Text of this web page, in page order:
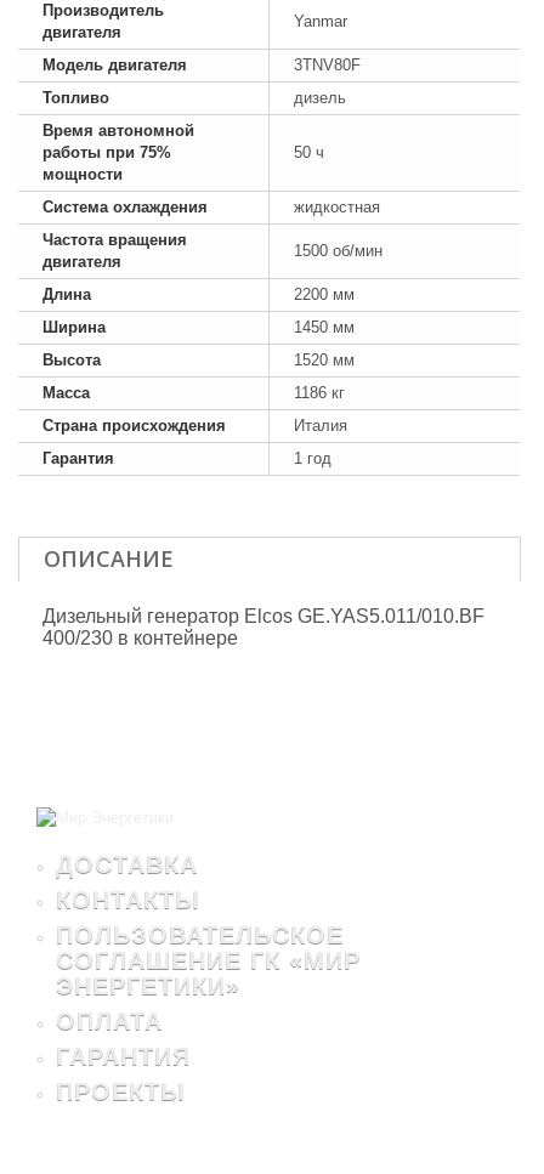
Производитель
двигателя
Yanmar
Модель двигателя
3TNV80F
Топливо
дизель
Время автономной
работы при 75%
мощности
50 ч
Система охлаждения
жидкостная
Частота вращения
двигателя
1500 об/мин
Длина
2200 мм
Ширина
1450 мм
Высота
1520 мм
Масса
1186 кг
Страна происхождения
Италия
Гарантия
1 год
ОПИСАНИЕ
Дизельный генератор Elcos GE.YAS5.011/010.BF
400/230 в контейнере
ДОСТАВКА
КОНТАКТЫ
ПОЛЬЗОВАТЕЛЬСКОЕ
СОГЛАШЕНИЕ ГК «МИР
ЭНЕРГЕТИКИ»
ОПЛАТА
ГАРАНТИЯ
ПРОЕКТЫ